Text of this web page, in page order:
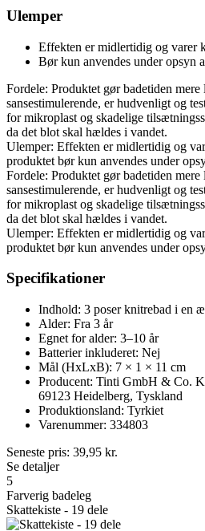
Ulemper
Effekten er midlertidig og varer
Bør kun anvendes under opsyn
Fordele: Produktet gør badetiden mere
sansestimulerende, er hudvenligt og
for mikroplast og skadelige
da det blot skal hældes i vandet.
Ulemper: Effekten er midlertidig og
produktet bør kun anvendes under
Fordele: Produktet gør badetiden mere
sansestimulerende, er hudvenligt og
for mikroplast og skadelige
da det blot skal hældes i vandet.
Ulemper: Effekten er midlertidig og
produktet bør kun anvendes under
Specifikationer
Indhold: 3 poser knitrebad i en
Alder: Fra 3 år
Egnet for alder: 3–10 år
Batterier inkluderet: Nej
Mål (HxLxB): 7 × 1 × 11 cm
Producent: Tinti GmbH & Co.
69123 Heidelberg, Tyskland
Produktionsland: Tyrkiet
Varenummer: 334803
Seneste pris: 39,95 kr.
Se detaljer
5
Farverig badeleg
Skattekiste - 19 dele